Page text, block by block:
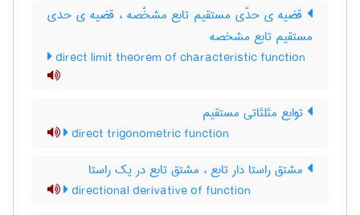
قضیه ی حدّی مستقیم تابع مشخّصه ، قضیه ی حدی
مستقیم تابع مشخصه
direct limit theorem of characteristic function
توابع مثلثاتی مستقیم
direct trigonometric function
مشتق راستا دار تابع ، مشتق تابع در یک راستا
directional derivative of function